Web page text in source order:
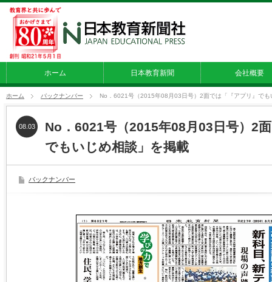
ホーム 日本教育新聞 会社概要
ホーム バックナンバー No．6021号（2015年08月03日号）2面では「『アプリ』でも
No．6021号（2015年08月03日号）2
でもいじめ相談」を掲載
08.03
バックナンバー